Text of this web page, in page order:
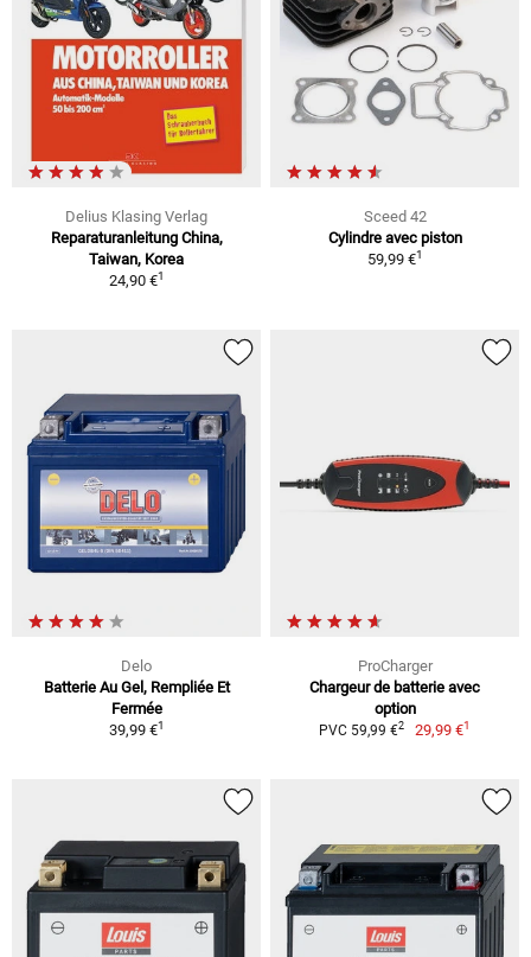
Delius Klasing Verlag
Reparaturanleitung China,
Taiwan, Korea
24,90 €1
Sceed 42
Cylindre avec piston
59,99 €1
Delo
Batterie Au Gel, Rempliée Et
Fermée
39,99 €1
ProCharger
Chargeur de batterie avec
option
PVC 59,99 €2 29,99 €1